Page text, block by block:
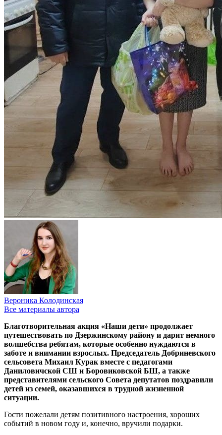
Вероника Колодинская
Все материалы автора
Благотворительная акция «Наши дети» продолжает
путешествовать по Дзержинскому району и дарит немного
волшебства ребятам, которые особенно нуждаются в
заботе и внимании взрослых. Председатель Добриневского
сельсовета Михаил Курак вместе с педагогами
Даниловичской СШ и Боровиковской БШ, а также
представителями сельского Совета депутатов поздравили
детей из семей, оказавшихся в трудной жизненной
ситуации.
Гости пожелали детям позитивного настроения, хороших
событий в новом году и, конечно, вручили подарки.